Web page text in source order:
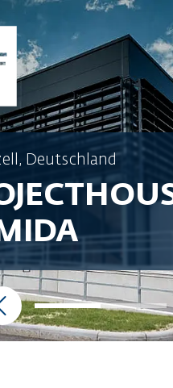
SPRINGEN
Deutschland